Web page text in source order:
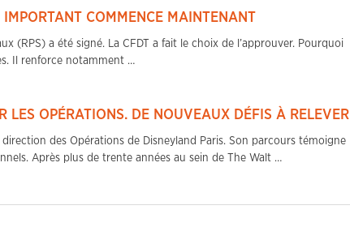
IMPORTANT COMMENCE MAINTENANT
(RPS) a été signé. La CFDT a fait le choix de l’approuver. Pourquoi
Il renforce notamment …
LES OPÉRATIONS. DE NOUVEAUX DÉFIS À RELEVER
des Opérations de Disneyland Paris. Son parcours témoigne
Après plus de trente années au sein de The Walt …